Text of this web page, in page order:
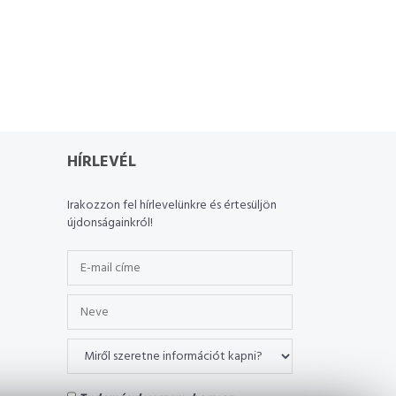
HÍRLEVÉL
Irakozzon fel hírlevelünkre és értesüljön
újdonságainkról!